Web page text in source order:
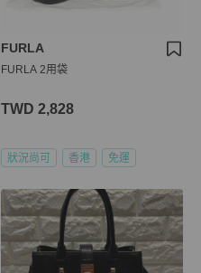
FURLA
FURLA 2用袋
TWD 2,828
狀況尚可 香港 免運